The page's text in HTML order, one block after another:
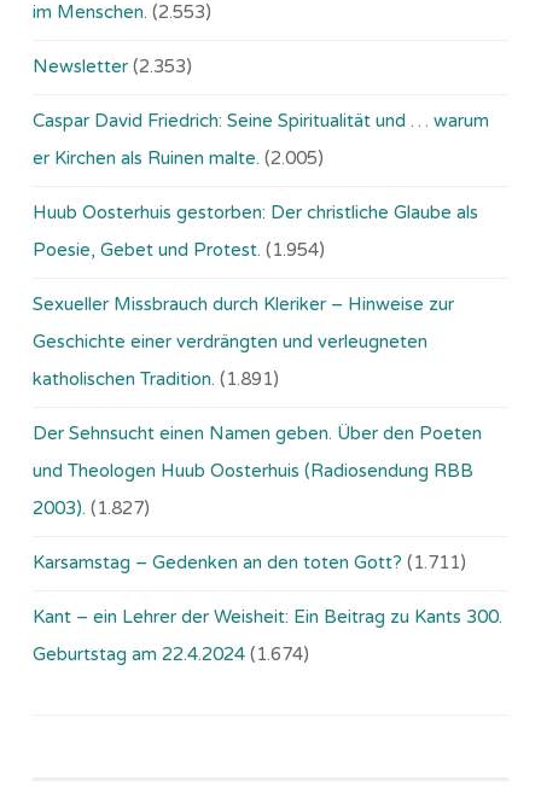
im Menschen. (2.553)
Newsletter (2.353)
Caspar David Friedrich: Seine Spiritualität und … warum
er Kirchen als Ruinen malte. (2.005)
Huub Oosterhuis gestorben: Der christliche Glaube als
Poesie, Gebet und Protest. (1.954)
Sexueller Missbrauch durch Kleriker – Hinweise zur
Geschichte einer verdrängten und verleugneten
katholischen Tradition. (1.891)
Der Sehnsucht einen Namen geben. Über den Poeten
und Theologen Huub Oosterhuis (Ra­dio­sen­dung RBB
2003). (1.827)
Karsamstag – Gedenken an den toten Gott? (1.711)
Kant – ein Lehrer der Weisheit: Ein Beitrag zu Kants 300.
Geburtstag am 22.4.2024 (1.674)